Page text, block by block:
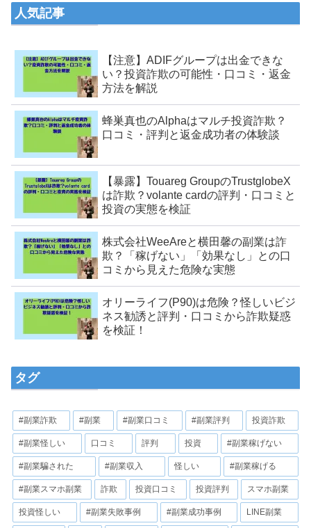
人気記事
【注意】ADIFグループは出金できな
い？投資詐欺の可能性・口コミ・返金
方法を解説
蜂巣真也のAlphaはマルチ投資詐欺？
口コミ・評判と返金成功者の体験談
【暴露】Touareg GroupのTrustglobeX
は詐欺？volante cardの評判・口コミと
投資の実態を検証
株式会社WeeAreと横田馨の副業は詐
欺？「稼げない」「効果なし」との口
コミから見えた危険な実態
オリーライフ(P90)は危険？怪しいビジ
ネス勧誘と評判・口コミから詐欺疑惑
を検証！
タグ
#副業詐欺 #副業 #副業口コミ #副業評判 投資詐欺
#副業怪しい 口コミ 評判 投資 #副業稼げない
#副業騙された #副業収入 怪しい #副業稼げる
#副業スマホ副業 詐欺 投資口コミ 投資評判 スマホ副業
投資怪しい #副業失敗事例 #副業成功事例 LINE副業